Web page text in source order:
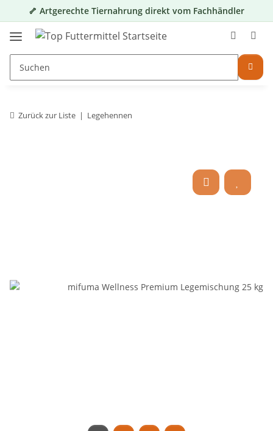
🦴 Artgerechte Tiernahrung direkt vom Fachhändler
Zurück zur Liste Legehennen